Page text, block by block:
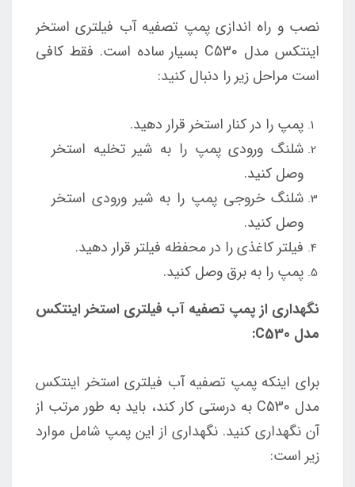
نصب و راه اندازی پمپ تصفیه آب فیلتری استخر
اینتکس مدل C530 بسیار ساده است. فقط کافی
است مراحل زیر را دنبال کنید:
پمپ را در کنار استخر قرار دهید.
شلنگ ورودی پمپ را به شیر تخلیه استخر
وصل کنید.
شلنگ خروجی پمپ را به شیر ورودی استخر
وصل کنید.
فیلتر کاغذی را در محفظه فیلتر قرار دهید.
پمپ را به برق وصل کنید.
نگهداری از پمپ تصفیه آب فیلتری استخر اینتکس
مدل C530:
برای اینکه پمپ تصفیه آب فیلتری استخر اینتکس
مدل C530 به درستی کار کند، باید به طور مرتب از
آن نگهداری کنید. نگهداری از این پمپ شامل موارد
زیر است: